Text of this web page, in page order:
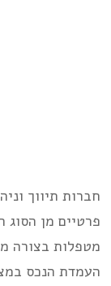
חברות תיווך
פרטיים מן הסוג
מטפלות בצורה
העמדת הנכס